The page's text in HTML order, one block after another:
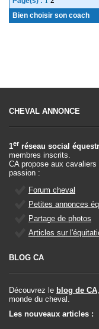
Bien choisir son coach
CHEVAL ANNONCE
1er réseau social
membres inscrits.
CA propose aux
passion :
Forum cheval
Petites annonces
Partage de photos
Articles sur
BLOG CA
Découvrez le blog de CA
monde du cheval.
Les nouveaux articles :